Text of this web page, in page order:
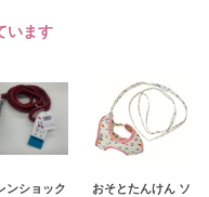
います
ンショック
おそとたんけん ソ